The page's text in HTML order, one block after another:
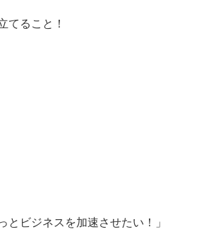
てること！
とビジネスを加速させたい！」